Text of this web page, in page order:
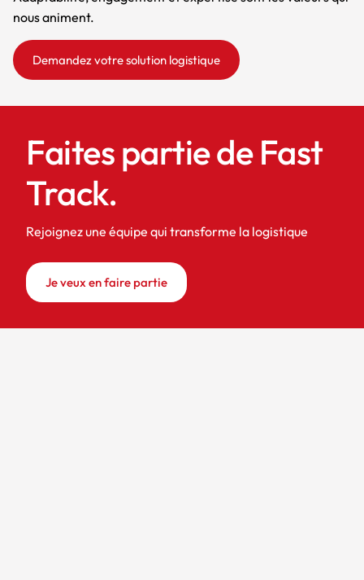
nous animent.
Demandez votre solution logistique
Faites partie de Fast
Track.
Rejoignez une équipe qui transforme la logistique
Je veux en faire partie